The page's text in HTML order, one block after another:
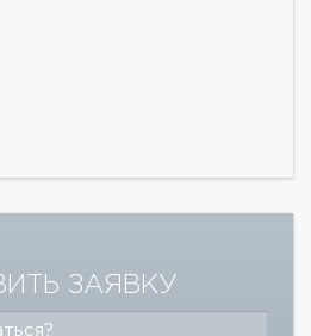
ЗАЯВКУ